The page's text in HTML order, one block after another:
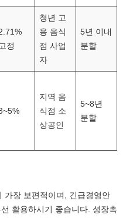
고정
청년 고
용 음식
점 사업
자
5년 이내
분할
지역 음
식점 소
상공인
5~8년
분할
가장 보편적이며, 긴급경영안
활용하시기 좋습니다. 성장촉